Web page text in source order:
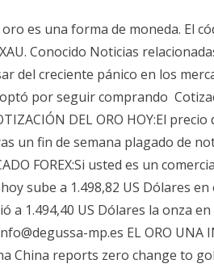
es una forma de moneda. El
Conocido Noticias
del creciente pánico en los
por seguir comprando
DEL ORO HOY:El
un fin de semana plagado de
FOREX:Si usted es un
sube a 1.498,82 US Dólares
a 1.494,40 US Dólares la onza
mp.es EL ORO UNA
China reports zero change to